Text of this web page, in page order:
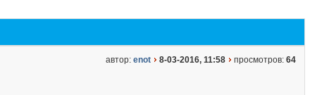
автор: enot 8-03-2016, 11:58 просмотров: 64